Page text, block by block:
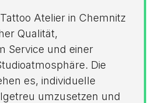
Atelier in Chemnitz
Qualität,
Service und einer
Die
es, individuelle
umzusetzen und